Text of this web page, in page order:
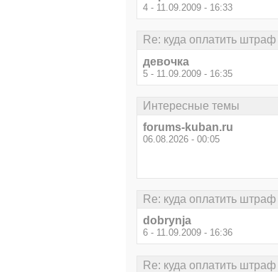
4 - 11.09.2009 - 16:33
Re: куда оплатить штраф
девочка
5 - 11.09.2009 - 16:35
Интересные темы
forums-kuban.ru
06.08.2026 - 00:05
Re: куда оплатить штраф
dobrynja
6 - 11.09.2009 - 16:36
Re: куда оплатить штраф